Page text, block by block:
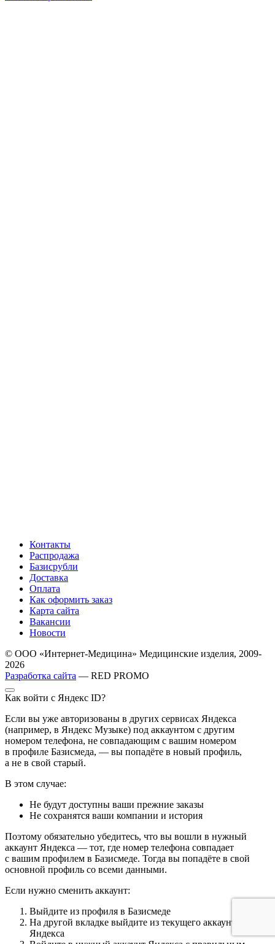
Контакты
Распродажа
Базисрубли
Доставка
Оплата
Как оформить заказ
Карта сайта
Вакансии
Новости
© ООО «Интернет-Медицина» Медицинские изделия, 2009-
2026
Разработка сайта — RED PROMO
Как войти с Яндекс ID?
Если вы уже авторизованы в других сервисах Яндекса
(например, в Яндекс Музыке) под аккаунтом с другим
номером телефона, не совпадающим с вашим номером
в профиле Базисмеда, — вы попадёте в новый профиль,
а не в свой старый.
В этом случае:
Не будут доступны ваши прежние заказы
Не сохранятся ваши компании и история
Поэтому обязательно убедитесь, что вы вошли в нужный
аккаунт Яндекса — тот, где номер телефона совпадает
с вашим профилем в Базисмеде. Тогда вы попадёте в свой
основной профиль со всеми данными.
Если нужно сменить аккаунт:
Выйдите из профиля в Базисмеде
На другой вкладке выйдите из текущего аккаунта
Яндекса